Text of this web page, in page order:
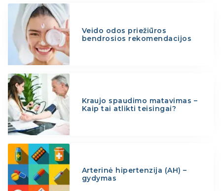
Veido odos priežiūros
bendrosios rekomendacijos
Kraujo spaudimo matavimas –
Kaip tai atlikti teisingai?
Arterinė hipertenzija (AH) –
gydymas